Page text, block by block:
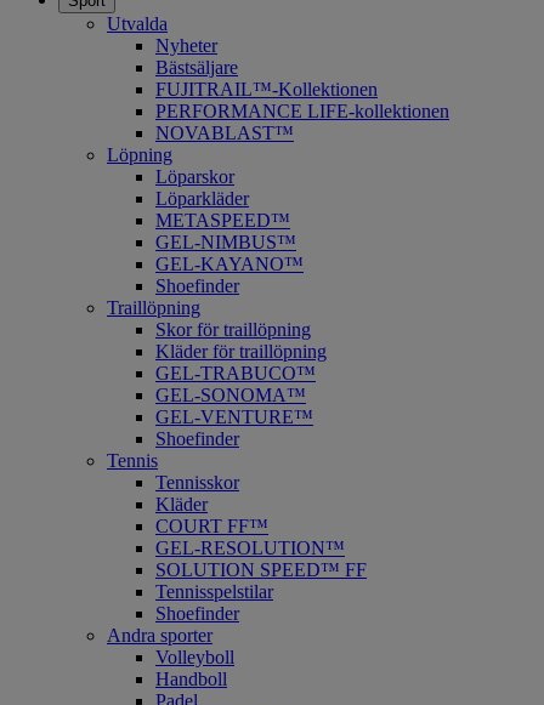
Utvalda
Nyheter
Bästsäljare
FUJITRAIL™-Kollektionen
PERFORMANCE LIFE-kollektionen
NOVABLAST™
Löpning
Löparskor
Löparkläder
METASPEED™
​GEL-NIMBUS™
GEL-KAYANO™
Shoefinder
Traillöpning
Skor för traillöpning
Kläder för traillöpning
GEL-TRABUCO™
GEL-SONOMA™
GEL-VENTURE™
Shoefinder
Tennis
Tennisskor
Kläder
COURT FF™
GEL-RESOLUTION™
SOLUTION SPEED™ FF
Tennisspelstilar
Shoefinder
Andra sporter
Volleyboll
Handboll
Padel